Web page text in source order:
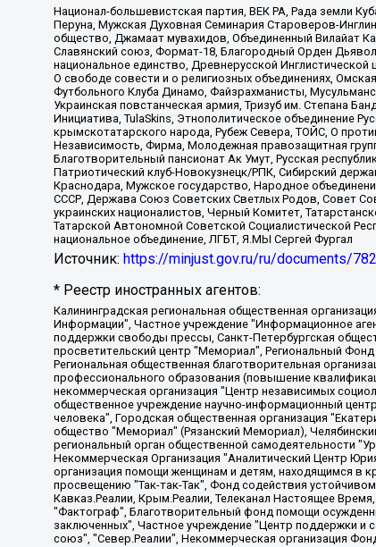
Национал-большевистская партия, ВЕК РА, Рада земли
Перуна, Мужская Духовная Семинария Староверов-
общество, Джамаат мувахидов, Объединенный Вилайат
Славянский союз, Формат-18, Благородный Орден
национальное единство, Древнерусской
О свободе совести и о религиозных объединениях,
Футбольного Клуба Динамо, Файзрахманисты,
Украинская повстанческая армия, Тризуб им. Степана
Инициатива, TulaSkins, Этнополитическое объединение
крымскотатарского народа, Рубеж Севера, ТОЙС, О
Независимость, Фирма, Молодежная правозащитная
Благотворительный пансионат Ак Умут, Русская
Патриотический клуб-Новокузнецк/РПК, Сибирский
Краснодара, Мужское государство, Народное
СССР, Держава Союз Советских Светлых Родов, Совет
украинских националистов, Черный Комитет,
Татарской Автономной Советской Социалистической
национальное объединение, ЛГБТ, Я.МЫ Сергей Фургал
Источник: https://minjust.gov.ru/ru/documents/
* Реестр иностранных агентов:
Калининградская региональная общественная организация "Экозащита!-Женсовет", Фонд содействия защите прав и свобод граждан "Общественный вердикт", Фонд "Институт Развития Свободы Информации", Частное учреждение "Информационное агентство МЕМО. РУ", Региональная общественная организация "Общественная комиссия по сохранению наследия академика Сахарова", Фонд поддержки свободы прессы, Санкт-Петербургская общественная правозащитная организация "Гражданский контроль", Межрегиональная общественная организация "Информационно-просветительский центр "Мемориал", Региональный Фонд "Центр Защиты Прав Средств Массовой Информации", с 05.12.2023 Фонд "Центр Защиты Прав Средств массовой информации", Региональная общественная благотворительная организация помощи беженцам и мигрантам "Гражданское содействие", Негосударственное образовательное учреждение дополнительного профессионального образования (повышение квалификации) специалистов "АКАДЕМИЯ ПО ПРАВАМ ЧЕЛОВЕКА", Свердловская региональная общественная организация "Сутяжник", Автономная некоммерческая организация "Центр независимых социологических исследований", Союз общественных объединений "Российский исследовательский центр по правам человека", Региональное общественное учреждение научно-информационный центр "МЕМОРИАЛ", Некоммерческая организация "Фонд защиты гласности", Автономная некоммерческая организация "Институт прав человека", Городская общественная организация "Екатеринбургское общество "МЕМОРИАЛ", Городская общественная организация "Рязанское историко-просветительское и правозащитное общество "Мемориал" (Рязанский Мемориал), Челябинский региональный орган общественной самодеятельности – женское общественное объединение "Женщины Евразии", Челябинский региональный орган общественной самодеятельности "Уральская правозащитная группа", Фонд содействия защите здоровья и социальной справедливости имени Андрея Рылькова, Автономная Некоммерческая Организация "Аналитический Центр Юрия Левады", Автономная некоммерческая организация социальной поддержки населения "Проект Апрель", Региональная общественная организация помощи женщинам и детям, находящимся в кризисной ситуации "Информационно-методический центр "Анна", Фонд содействия развитию массовых коммуникаций и правовому просвещению "Так-так-Так", Фонд содействия устойчивому развитию "Серебряная тайга", Свердловский региональный общественный фонд социальных проектов "Новое время", "Idel.Реалии", Кавказ.Реалии, Крым.Реалии, Телеканал Настоящее Время, Татаро-башкирская служба Радио Свобода (Azatliq Radiosi), Радио Свободная Европа/Радио Свобода (PCE/PC), "Сибирь.Реалии", "Фактограф", Благотворительный фонд помощи осужденным и их семьям, Автономная некоммерческая организация "Институт глобализации и социальных движений", Фонд "В защиту прав заключенных", Частное учреждение "Центр поддержки и содействия развитию средств массовой информации", Пензенский